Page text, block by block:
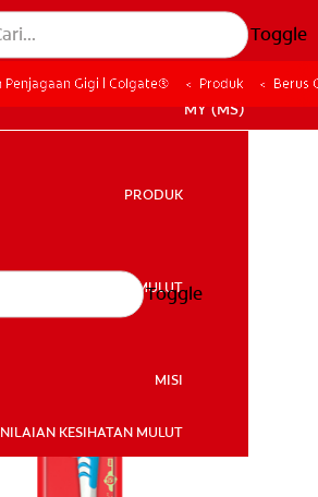
Toggle
MY (MS)
PRODUK
KESIHATAN MULUT
MISI
KESIHATAN MULUT
Toggle
Penjagaan Gigi | Colgate® Produk Berus